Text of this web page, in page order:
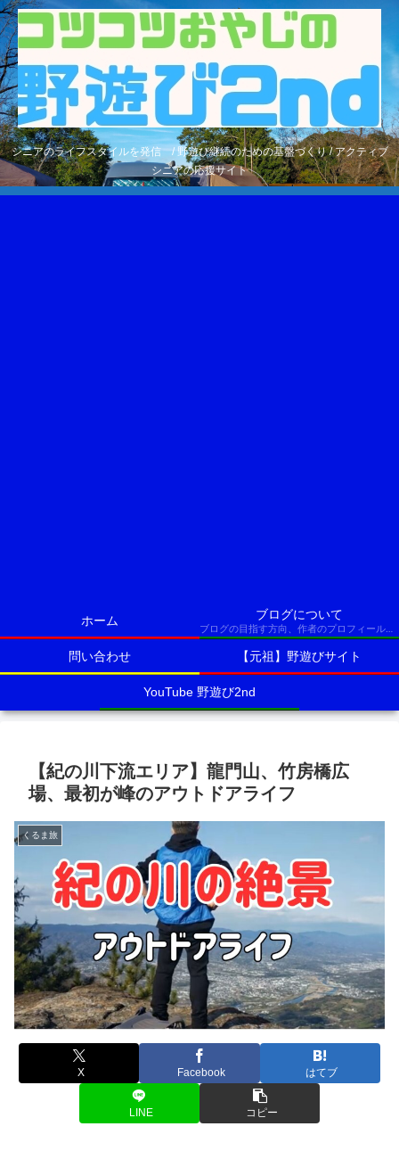
シニアのライフスタイルを発信 / 野遊び継続のための基盤づくり / アクティブ
シニアの応援サイト
ホーム ブログについて
ブログの目指す方向、作者のプロフィールなど
問い合わせ 【元祖】野遊びサイト
YouTube 野遊び2nd
【紀の川下流エリア】龍門山、竹房橋広
場、最初が峰のアウトドアライフ
くるま旅
X Facebook はてブ
LINE コピー